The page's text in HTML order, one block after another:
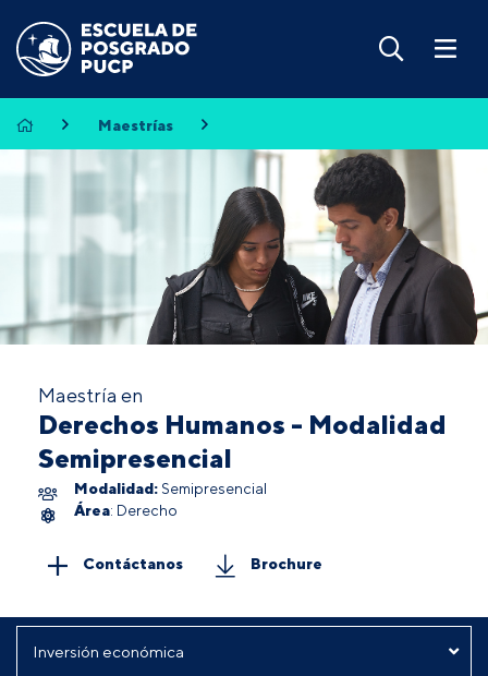
Maestrías
Maestría en
Derechos Humanos - Modalidad
Semipresencial
Modalidad: Semipresencial
Área: Derecho
Contáctanos Brochure